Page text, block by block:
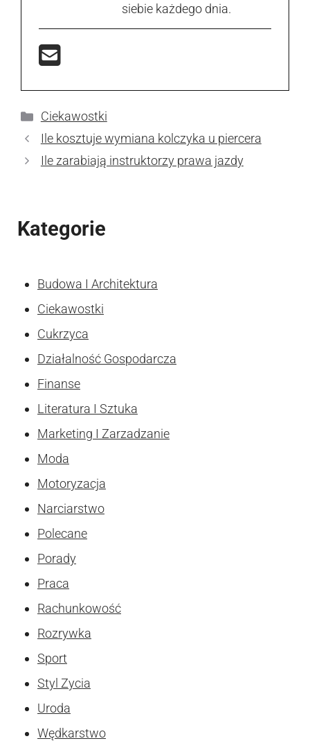
siebie każdego dnia.
Kategorie
Ciekawostki
Ile kosztuje wymiana kolczyka u piercera
Ile zarabiają instruktorzy prawa jazdy
Kategorie
Budowa I Architektura
Ciekawostki
Cukrzyca
Działalność Gospodarcza
Finanse
Literatura I Sztuka
Marketing I Zarzadzanie
Moda
Motoryzacja
Narciarstwo
Polecane
Porady
Praca
Rachunkowość
Rozrywka
Sport
Styl Zycia
Uroda
Wędkarstwo